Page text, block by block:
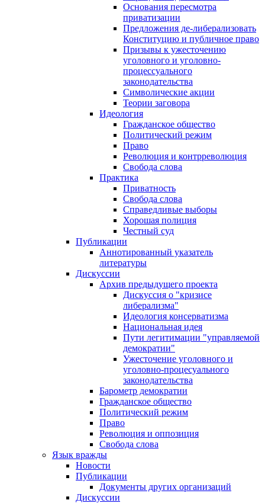
Основания пересмотра
приватизации
Предложения де-либерализовать
Конституцию и публичное право
Призывы к ужесточению
уголовного и уголовно-
процессуального
законодательства
Символические акции
Теории заговора
Идеология
Гражданское общество
Политический режим
Право
Революция и контрреволюция
Свобода слова
Практика
Приватность
Свобода слова
Справедливые выборы
Хорошая полиция
Честный суд
Публикации
Аннотированный указатель
литературы
Дискуссии
Архив предыдущего проекта
Дискуссия о "кризисе
либерализма"
Идеология консерватизма
Национальная идея
Пути легитимации "управляемой
демократии"
Ужесточение уголовного и
уголовно-процесуального
законодательства
Барометр демократии
Гражданское общество
Политический режим
Право
Революция и оппозиция
Свобода слова
Язык вражды
Новости
Публикации
Документы других организаций
Дискуссии